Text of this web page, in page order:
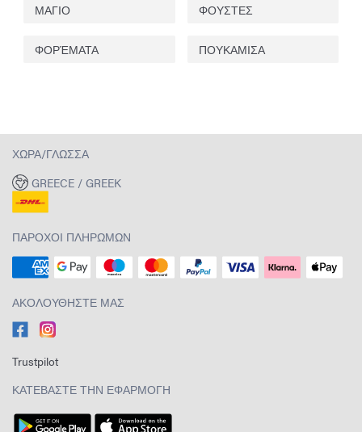
ΜΑΓΙΟ ΦΟΥΣΤΕΣ
ΦΟΡΈΜΑΤΑ ΠΟΥΚΑΜΙΣΑ
ΧΏΡΑ/ΓΛΏΣΣΑ
GREECE / GREEK
ΠΆΡΟΧΟΙ ΠΛΗΡΩΜΏΝ
ΑΚΟΛΟΥΘΉΣΤΕ ΜΑΣ
Trustpilot
ΚΑΤΕΒΆΣΤΕ ΤΗΝ ΕΦΑΡΜΟΓΉ